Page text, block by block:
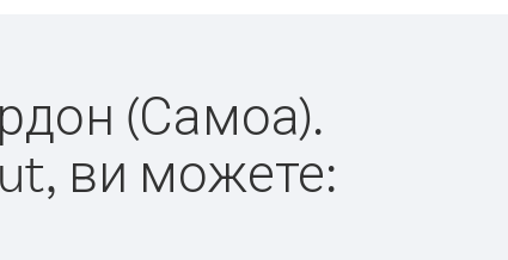
(Самоа).
ви можете: